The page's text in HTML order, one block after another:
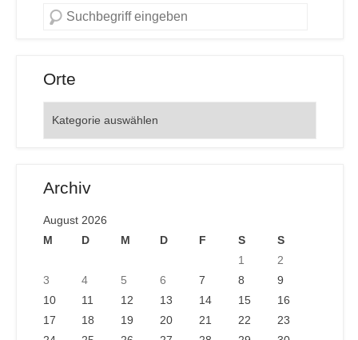
Orte
Archiv
August 2026
M
D M D F S
S
1
2
3
4 5 6 7 8
9
10
11 12 13 14 15
16
17
18 19 20 21 22
23